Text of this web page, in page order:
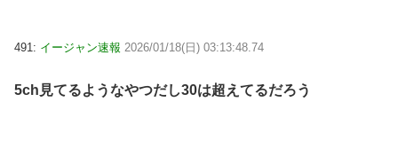
491: イージャン速報 2026/01/18(日) 03:13:48.74
5ch見てるようなやつだし30は超えてるだろう